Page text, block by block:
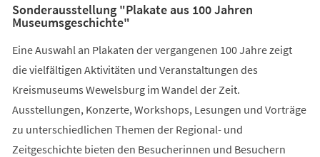
Sonderausstellung "Plakate aus 100 Jahren
Museumsgeschichte"
Eine Auswahl an Plakaten der vergangenen 100 Jahre zeigt
die vielfältigen Aktivitäten und Veranstaltungen des
Kreismuseums Wewelsburg im Wandel der Zeit.
Ausstellungen, Konzerte, Workshops, Lesungen und Vorträge
zu unterschiedlichen Themen der Regional- und
Zeitgeschichte bieten den Besucherinnen und Besuchern